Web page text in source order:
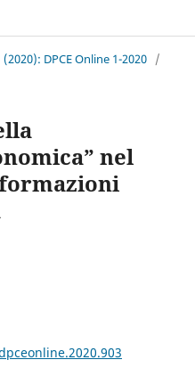
DPCE Online 1-2020 /
nel